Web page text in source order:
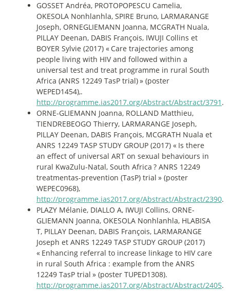
GOSSET Andréa, PROTOPOPESCU Camelia,
OKESOLA Nonhlanhla, SPIRE Bruno, LARMARANGE
Joseph, ORNEGLIEMANN Joanna, MCGRATH Nuala,
PILLAY Deenan, DABIS François, IWUJI Collins et
BOYER Sylvie (2017) « Care trajectories among
people living with HIV and followed within a
universal test and treat programme in rural South
Africa (ANRS 12249 TasP trial)» (poster
WEPED1454),.
http://programme.ias2017.org/Abstract/Abstract/3791 .
ORNE-GLIEMANN Joanna, ROLLAND Matthieu,
TIENDREBEOGO Thierry, LARMARANGE Joseph,
PILLAY Deenan, DABIS François, MCGRATH Nuala et
ANRS 12249 TASP STUDY GROUP (2017) « Is there
an effect of universal ART on sexual behaviours in
rural KwaZulu-Natal, South Africa ? ANRS 12249
treatmentas-prevention (TasP) trial » (poster
WEPEC0968),
http://programme.ias2017.org/Abstract/Abstract/2390.
PLAZY Mélanie, DIALLO A, IWUJI Collins, ORNE-
GLIEMANN Joanna, OKESOLA Nonhlanhla, HLABISA
T, PILLAY Deenan, DABIS François, LARMARANGE
Joseph et ANRS 12249 TASP STUDY GROUP (2017)
« Enhancing referral to increase linkage to HIV care
in rural South Africa : example from the ANRS
12249 TasP trial » (poster TUPED1308).
http://programme.ias2017.org/Abstract/Abstract/2405.